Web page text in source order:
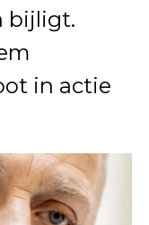
bijligt.
in actie